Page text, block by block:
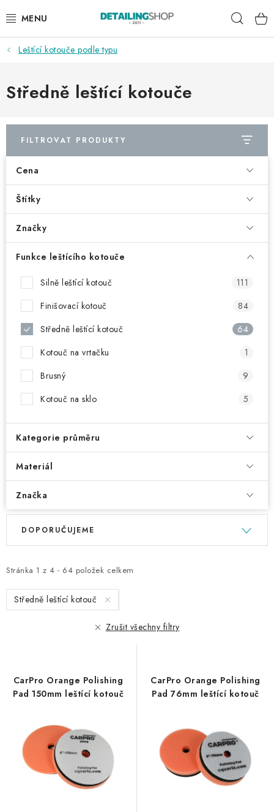
na
AKCE
NOVINKY
DÁRKOVÉ SADY A POUKAZY
ČLÁNKY
NAŠE SLUŽBY
KONTAKTY
PRODÁVANÉ ZNAČKY
BYDLENÍ
Věrnostní program
Všeobecné obchodní podmínky
Podmínky ochrany osobních údajů
Mapa serveru
Leštící kotouče podle typu
Středně leštící kotouče
FILTROVAT PRODUKTY
Cena
Štítky
Značky
Funkce leštícího kotouče
Silně leštící kotouč
111
Finišovací kotouč
84
Středně leštící kotouč
64
Kotouč na vrtačku
1
Brusný
9
Kotouč na sklo
5
Kategorie průměru
Materiál
Značka
V
i
s
p
u
k
Stránka 1 z 4 - 64 položek celkem
Ř
e
n
í
d
u
DOPORUČUJEME
Středně leštící kotouč
Zrušit všechny filtry
CarPro Orange Polishing
Pad 150mm leštící kotouč
CarPro Orange Polishing
Pad 76mm leštící kotouč